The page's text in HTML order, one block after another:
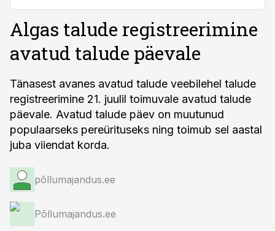
Algas talude registreerimine
avatud talude päevale
Tänasest avanes avatud talude veebilehel talude
registreerimine 21. juulil toimuvale avatud talude
päevale. Avatud talude päev on muutunud
populaarseks pereürituseks ning toimub sel aastal
juba viiendat korda.
põllumajandus.ee
Põllumajandus.ee